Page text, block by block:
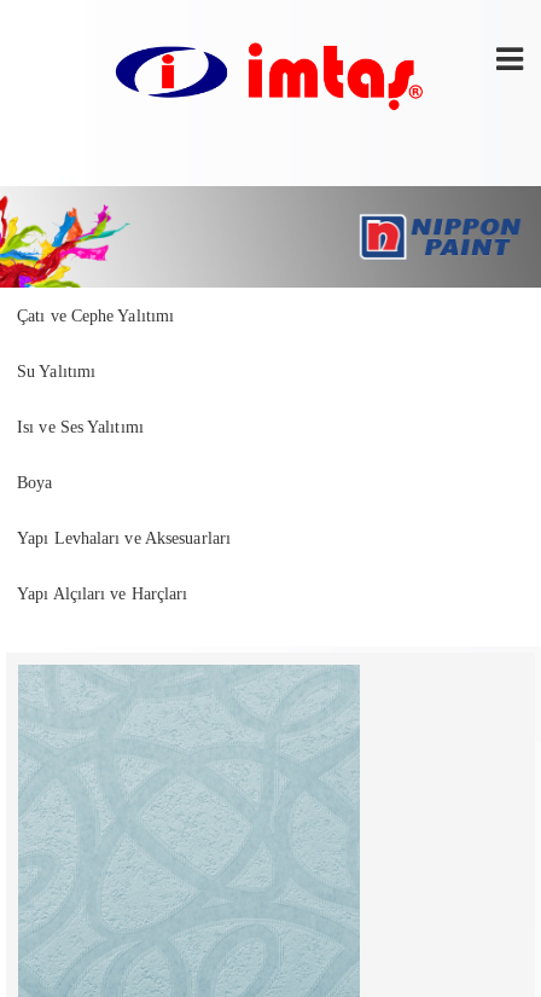
Çatı ve Cephe Yalıtımı
Su Yalıtımı
Isı ve Ses Yalıtımı
Boya
Yapı Levhaları ve Aksesuarları
Yapı Alçıları ve Harçları